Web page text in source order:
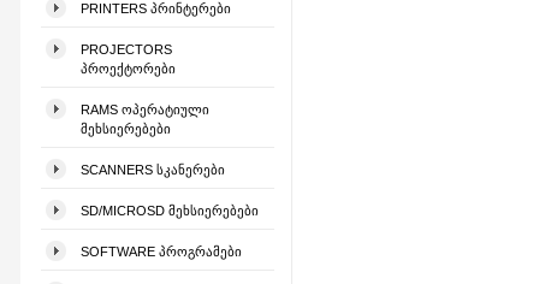
PRINTERS ᲞᲠᲘᲜᲢᲔᲠᲔᲑᲘ
PROJECTORS
ᲞᲠᲝᲔᲥᲢᲝᲠᲔᲑᲘ
RAMS ᲝᲞᲔᲠᲐᲢᲘᲣᲚᲘ
ᲛᲔᲮᲡᲘᲔᲠᲔᲑᲔᲑᲘ
SCANNERS ᲡᲙᲐᲜᲔᲠᲔᲑᲘ
SD/MICROSD ᲛᲔᲮᲡᲘᲔᲠᲔᲑᲔᲑᲘ
SOFTWARE ᲞᲠᲝᲒᲠᲐᲛᲔᲑᲘ